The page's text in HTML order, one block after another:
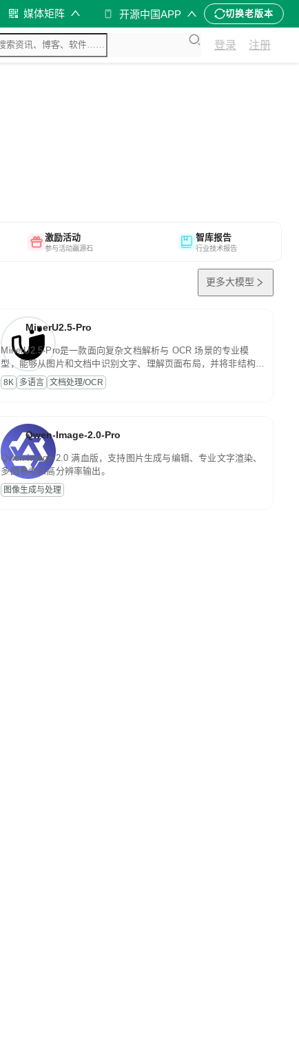
媒体矩阵 开源中国APP 切换老版本
登录 注册
激励活动
参与活动赢源石
智库报告
行业技术报告
更多大模型
MinerU2.5-Pro
MinerU2.5-Pro是一款面向复杂文档解析与 OCR 场景的专业模
型，能够从图片和文档中识别文字、理解页面布局，并将非结构化
内容转换为便于存储、检索和二次处理的结构化结果。
8K 多语言 文档处理/OCR
Qwen-Image-2.0-Pro
Qwen-Image-2.0 满血版，支持图片生成与编辑、专业文字渲染、
多图参考和高分辨率输出。
图像生成与处理